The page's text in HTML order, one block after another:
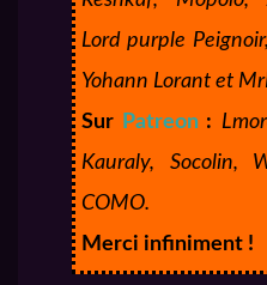
Lord purple
Yohann Lorant et
Sur Patreon:
Kauraly, Socolin,
COMO.
Merci infiniment !